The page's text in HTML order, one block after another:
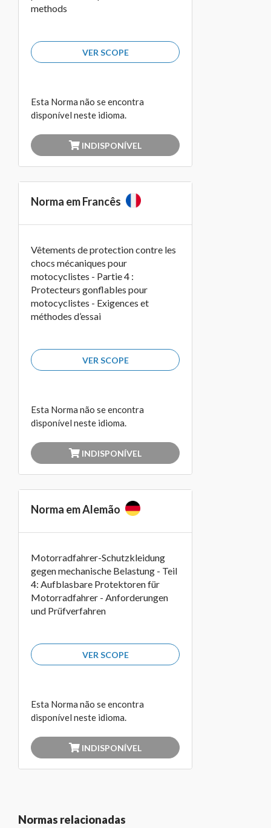
methods
VER SCOPE
Esta Norma não se encontra
disponível neste idioma.
INDISPONÍVEL
Norma em Francês
Vêtements de protection contre les
chocs mécaniques pour
motocyclistes - Partie 4 :
Protecteurs gonflables pour
motocyclistes - Exigences et
méthodes d’essai
VER SCOPE
Esta Norma não se encontra
disponível neste idioma.
INDISPONÍVEL
Norma em Alemão
Motorradfahrer-Schutzkleidung
gegen mechanische Belastung - Teil
4: Aufblasbare Protektoren für
Motorradfahrer - Anforderungen
und Prüfverfahren
VER SCOPE
Esta Norma não se encontra
disponível neste idioma.
INDISPONÍVEL
Normas relacionadas